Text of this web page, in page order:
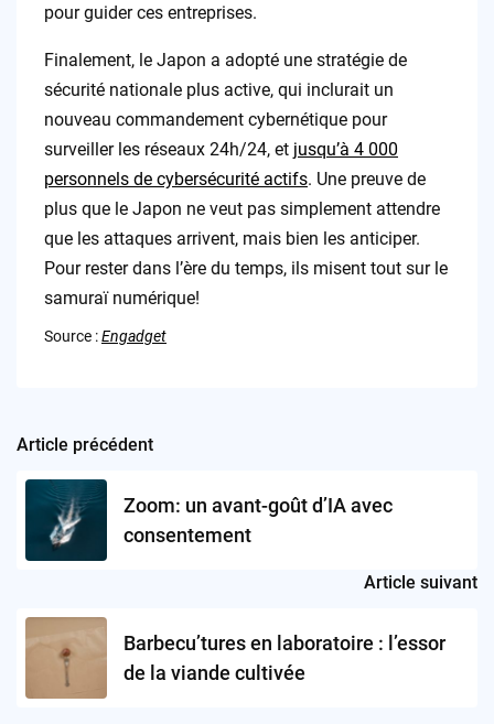
pour guider ces entreprises.
Finalement, le Japon a adopté une stratégie de
sécurité nationale plus active, qui inclurait un
nouveau commandement cybernétique pour
surveiller les réseaux 24h/24, et jusqu’à 4 000
personnels de cybersécurité actifs. Une preuve de
plus que le Japon ne veut pas simplement attendre
que les attaques arrivent, mais bien les anticiper.
Pour rester dans l’ère du temps, ils misent tout sur le
samuraï numérique!
Source :Engadget
Post
navigation
Article précédent
Zoom: un avant-goût d’IA avec
consentement
Article suivant
Barbecu’tures en laboratoire : l’essor
de la viande cultivée